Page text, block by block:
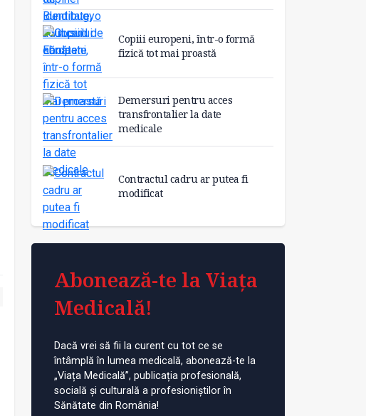
Copiii europeni, într-o formă
fizică tot mai proastă
Demersuri pentru acces
transfrontalier la date
medicale
Contractul cadru ar putea fi
modificat
Abonează-te la Viața
Medicală!
Dacă vrei să fii la curent cu tot ce se
întâmplă în lumea medicală, abonează-te la
„Viața Medicală”, publicația profesională,
socială și culturală a profesioniștilor în
Sănătate din România!